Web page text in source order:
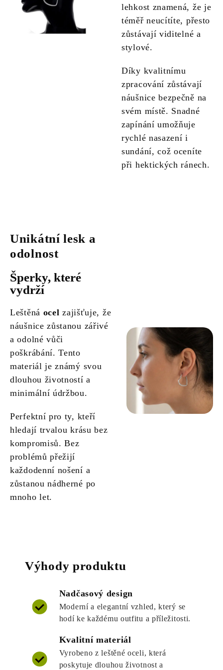
lehkost znamená, že je
téměř neucítíte, přesto
zůstávají viditelné a
stylové.
Díky kvalitnímu
zpracování zůstávají
náušnice bezpečně na
svém místě. Snadné
zapínání umožňuje
rychlé nasazení i
sundání, což oceníte
při hektických ránech.
Unikátní lesk a
odolnost
Šperky, které
vydrží
Leštěná ocel zajišťuje, že
náušnice zůstanou zářivé
a odolné vůči
poškrábání. Tento
materiál je známý svou
dlouhou životností a
minimální údržbou.
Perfektní pro ty, kteří
hledají trvalou krásu bez
kompromisů. Bez
problémů přežijí
každodenní nošení a
zůstanou nádherné po
mnoho let.
Výhody produktu
Nadčasový design
Moderní a elegantní vzhled, který se
hodí ke každému outfitu a příležitosti.
Kvalitní materiál
Vyrobeno z leštěné oceli, která
poskytuje dlouhou životnost a